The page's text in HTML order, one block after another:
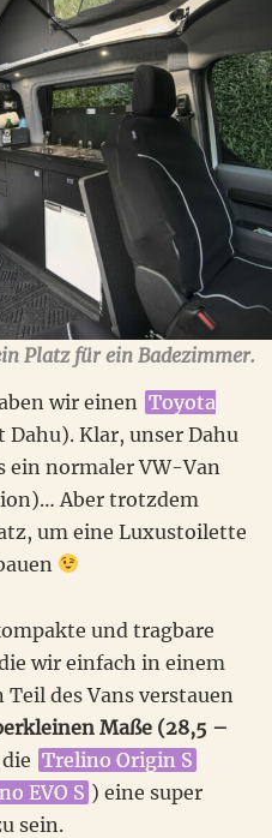
Platz für ein Badezimmer.
wir einen Toyota
Dahu). Klar, unser Dahu
ein normaler VW-Van
Aber trotzdem
um eine Luxustoilette
und tragbare
wir einfach in einem
des Vans verstauen
Maße (28,5 –
Trelino Origin S
EVO S ) eine super
sein.